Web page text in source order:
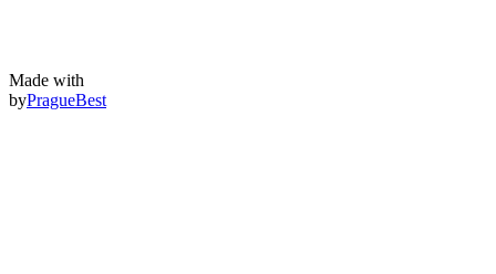
Made with
byPragueBest